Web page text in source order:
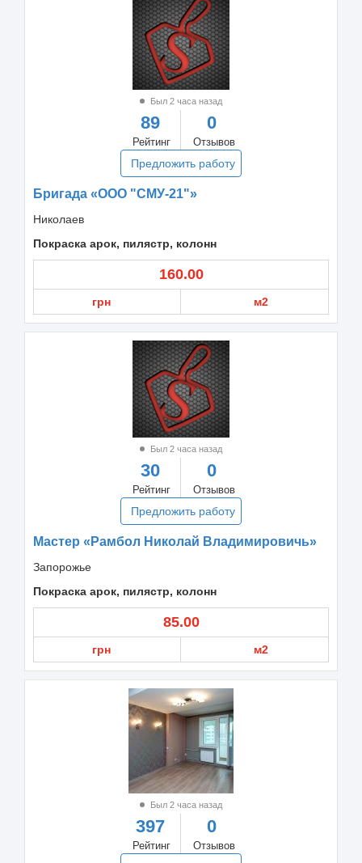
Был 2 часа назад
89
Рейтинг
0
Отзывов
Предложить работу
Бригада «ООО "СМУ-21"»
Николаев
Покраска арок, пилястр, колонн
160.00
грн м2
Был 2 часа назад
30
Рейтинг
0
Отзывов
Предложить работу
Мастер «Рамбол Николай Владимировичь»
Запорожье
Покраска арок, пилястр, колонн
85.00
грн м2
Был 2 часа назад
397
Рейтинг
0
Отзывов